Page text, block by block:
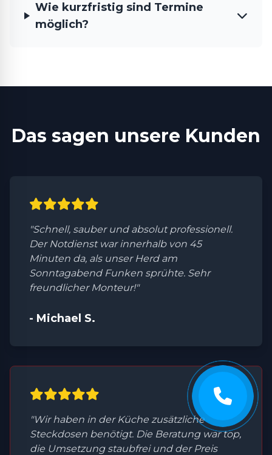
Wie kurzfristig sind Termine
möglich?
Das sagen unsere Kunden
"Schnell, sauber und absolut professionell.
Der Notdienst war innerhalb von 45
Minuten da, als unser Herd am
Sonntagabend Funken sprühte. Sehr
freundlicher Monteur!"
- Michael S.
"Wir haben in der Küche zusätzliche
Steckdosen benötigt. Die Beratung war top,
die Umsetzung staubfrei und der Preis